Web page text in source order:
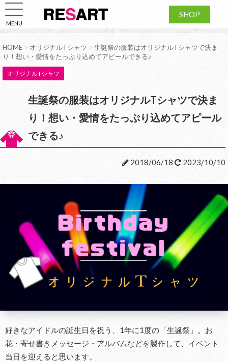
MENU
SHOP
HOME > オリジナルTシャツ > 生誕祭の服装はオリジナルTシャツで決ま
り！想い・愛情をたっぷり込めてアピールできる♪
オリジナルTシャツ
生誕祭の服装はオリジナルTシャツで決ま
り！想い・愛情をたっぷり込めてアピール
できる♪
2018/06/18 2023/10/10
好きなアイドルの誕生日を祝う、1年に1度の「生誕祭」。お
花・寄せ書きメッセージ・アルバムなどを製作して、イベント
当日を迎えると思います。